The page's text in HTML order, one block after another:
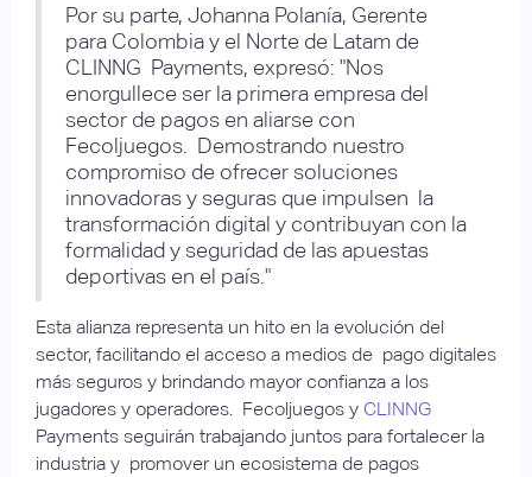
Por su parte, Johanna Polanía, Gerente
para Colombia y el Norte de Latam de
CLINNG Payments, expresó: "Nos
enorgullece ser la primera empresa del
sector de pagos en aliarse con
Fecoljuegos. Demostrando nuestro
compromiso de ofrecer soluciones
innovadoras y seguras que impulsen la
transformación digital y contribuyan con la
formalidad y seguridad de las apuestas
deportivas en el país."
Esta alianza representa un hito en la evolución del
sector, facilitando el acceso a medios de pago digitales
más seguros y brindando mayor confianza a los
jugadores y operadores. Fecoljuegos y CLINNG
Payments seguirán trabajando juntos para fortalecer la
industria y promover un ecosistema de pagos